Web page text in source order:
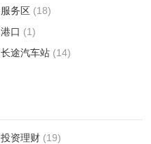
服务区 (18)
港口 (1)
长途汽车站 (14)
投资理财 (19)